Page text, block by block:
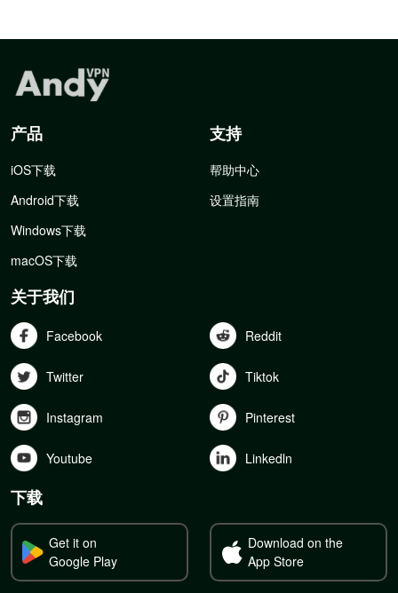
产品
iOS下载
Android下载
Windows下载
macOS下载
支持
帮助中心
设置指南
关于我们
Facebook Reddit
Twitter Tiktok
Instagram Pinterest
Youtube Linkedln
下载
Get it on
Google Play
Download on the
App Store